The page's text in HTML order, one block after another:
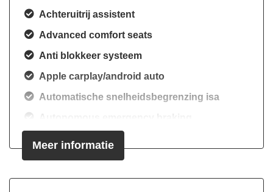
Achteruitrij assistent
Advanced comfort seats
Anti blokkeer systeem
Apple carplay/android auto
Automatische snelheidsbegrenzing isa
Bluetooth
Bots waarschuwing systeem
Meer informatie